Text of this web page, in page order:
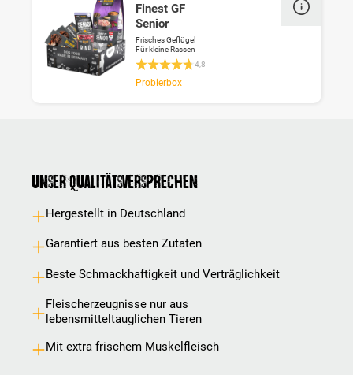
Finest GF
Senior
Frisches Geflügel
Für kleine Rassen
Durchschnittliche Bewertung 4.8 von 5
4,8
Probierbox
Unser Qualitätsversprechen
Hergestellt in Deutschland
Garantiert aus besten Zutaten
Beste Schmackhaftigkeit und Verträglichkeit
Fleischerzeugnisse nur aus
lebensmitteltauglichen Tieren
Mit extra frischem Muskelfleisch